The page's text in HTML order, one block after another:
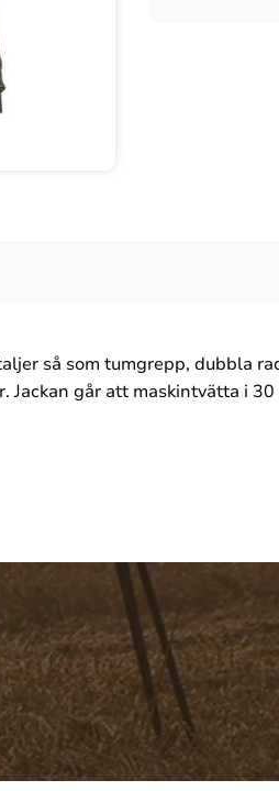
så som tumgrepp, dubbla
Jackan går att maskintvätta i